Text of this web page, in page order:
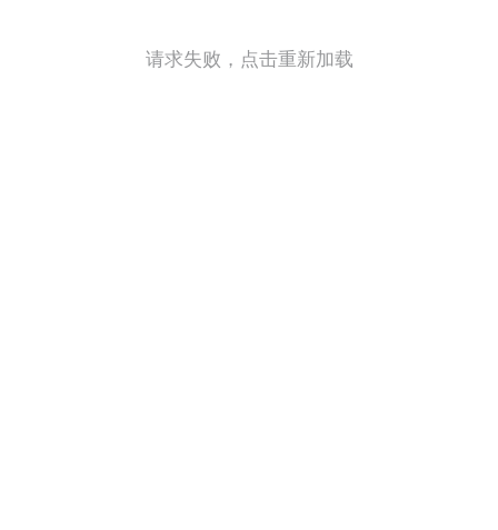
请求失败，点击重新加载